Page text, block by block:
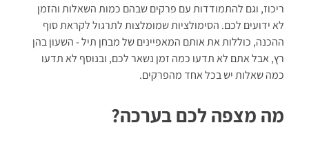
ריכוז, וגם להתמודדות עם פרקים שבהם כמות השאלות והזמן
לא ידועים לכם. הסימולציות שמומלצות לתרגול לקראת סוף
ההכנה, כוללות את אותם המאפיינים של מבחן תיל - השעון בהן
רץ, אבל אתם לא תדעו כמה זמן נשאר לכם, ובנוסף לא תדעו
כמה שאלות יש בכל אחד מהפרקים.
מה מצפה לכם בערכה?